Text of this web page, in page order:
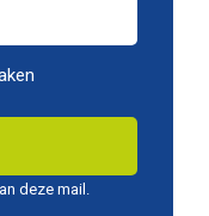
voor en
deze mail.